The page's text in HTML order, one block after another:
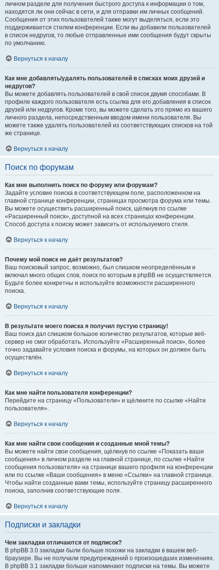
личном разделе для получения быстрого доступа к информации о том,
находятся ли они сейчас в сети, и для отправки им личных сообщений.
Сообщения от этих пользователей также могут выделяться, если это
поддерживается стилем конференции. Если вы добавили пользователей
в список недругов, то любые отправленные ими сообщения будут скрыты
по умолчанию.
Вернуться к началу
Как мне добавлять/удалять пользователей в списках моих друзей и
недругов?
Вы можете добавлять пользователей в свой список двумя способами. В
профиле каждого пользователя есть ссылка для его добавления в список
друзей или недругов. Кроме того, вы можете сделать это прямо из вашего
личного раздела, непосредственным вводом имени пользователя. Вы
можете также удалять пользователей из соответствующих списков на той
же странице.
Вернуться к началу
Поиск по форумам
Как мне выполнить поиск по форуму или форумам?
Задайте условие поиска в соответствующем поле, расположенном на
главной странице конференции, страницах просмотра форума или темы.
Вы можете осуществить расширенный поиск, щёлкнув по ссылке
«Расширенный поиск», доступной на всех страницах конференции.
Способ доступа к поиску может зависеть от используемого стиля.
Вернуться к началу
Почему мой поиск не даёт результатов?
Ваш поисковый запрос, возможно, был слишком неопределённым и
включал много общих слов, поиск по которым в phpBB не осуществляется.
Будьте более конкретны и используйте возможности расширенного
поиска.
Вернуться к началу
В результате моего поиска я получил пустую страницу!
Ваш поиск дал слишком большое количество результатов, которые веб-
сервер не смог обработать. Используйте «Расширенный поиск», более
точно задавайте условия поиска и форумы, на которых он должен быть
осуществлён.
Вернуться к началу
Как мне найти пользователя конференции?
Перейдите на страницу «Пользователи» и щёлкните по ссылке «Найти
пользователя».
Вернуться к началу
Как мне найти свои сообщения и созданные мной темы?
Вы можете найти свои сообщения, щёлкнув по ссылке «Показать ваши
сообщения» в личном разделе на главной странице, по ссылке «Найти
сообщения пользователя» на странице вашего профиля на конференции
или по ссылке «Ваши сообщения» в меню «Ссылки» на главной странице.
Чтобы найти созданные вами темы, используйте страницу расширенного
поиска, заполнив соответствующие поля.
Вернуться к началу
Подписки и закладки
Чем закладки отличаются от подписок?
В phpBB 3.0 закладки были больше похожи на закладки в вашем веб-
браузере. Вы не получали предупреждений о произошедших изменениях.
В phpBB 3.1 закладки больше напоминают подписки на темы. Вы можете